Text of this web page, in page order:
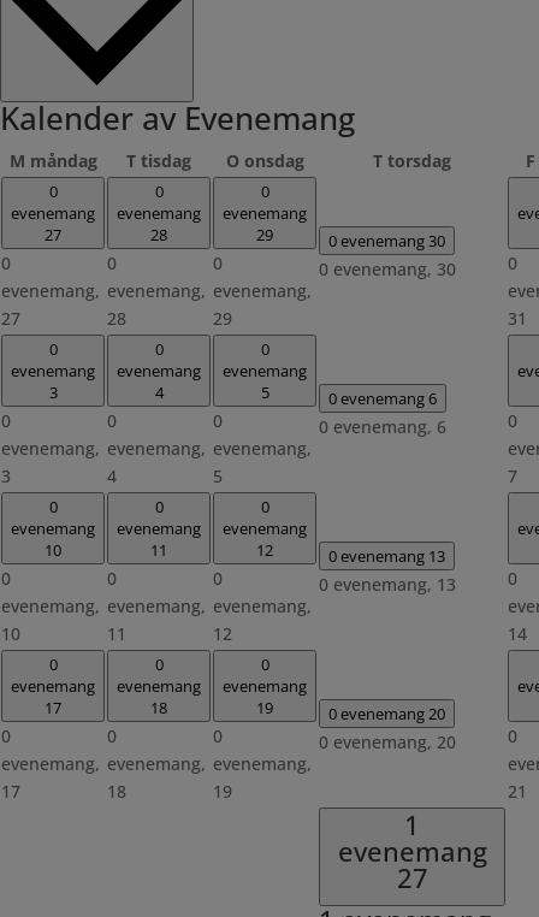
Kalender av Evenemang
M måndag T tisdag O onsdag T torsdag F
0
evenemang
27
0
evenemang,
27
0
evenemang
28
0
evenemang,
28
0
evenemang
29
0
evenemang,
29
0 evenemang30
0 evenemang, 30
0
31
0
evenemang
3
0
evenemang,
3
0
evenemang
4
0
evenemang,
4
0
evenemang
5
0
evenemang,
5
0 evenemang6
0 evenemang, 6
0
7
0
evenemang
10
0
evenemang,
10
0
evenemang
11
0
evenemang,
11
0
evenemang
12
0
evenemang,
12
0 evenemang 13
0 evenemang, 13
0
14
0
evenemang
17
0
evenemang,
17
0
evenemang
18
0
evenemang,
18
0
evenemang
19
0
evenemang,
19
0 evenemang20
0 evenemang, 20
0
21
1
evenemang
27